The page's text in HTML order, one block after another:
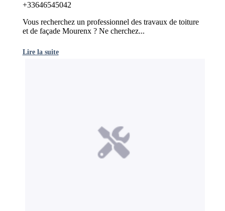
+33646545042
Vous recherchez un professionnel des travaux de toiture
et de façade Mourenx ? Ne cherchez...
Lire la suite